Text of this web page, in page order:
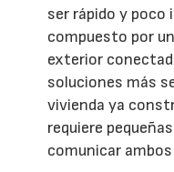
ser rápido y
compuesto por
exterior
soluciones más
vivienda ya
requiere
comunicar